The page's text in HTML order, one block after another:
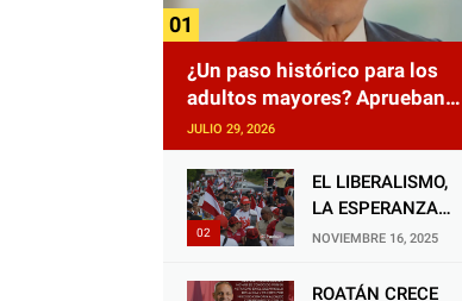
¿Un paso histórico para los
adultos mayores? Aprueban
reforma impulsada por el
diputado Salomón Nazar para
fortalecer su protección en
Honduras
JULIO 29, 2026
EL LIBERALISMO,
LA ESPERANZA
QUE RENACE
NOVIEMBRE 16, 2025
ROATÁN CRECE